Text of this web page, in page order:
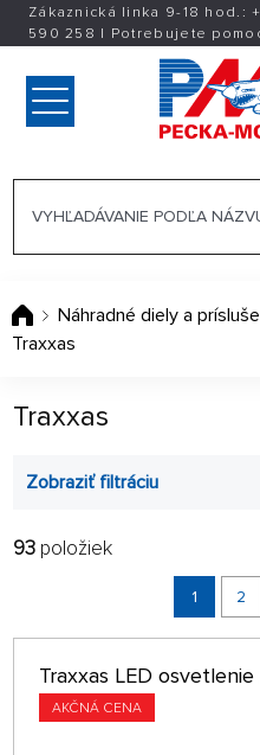
Zákaznická linka 9-18 hod.:
590 258 | Potrebujete
Náhradné diely a
Traxxas
Traxxas
Zobraziť filtráciu
FILTROVAŤ:
POBOČKA
len na sklade
93 položiek
1 2
Traxxas LED
AKČNÁ CENA